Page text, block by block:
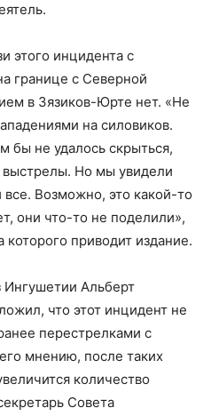
этого инцидента с
границе с Северной
в Зязиков-Юрте нет. «Не
на силовиков.
бы не удалось скрыться,
Но мы увидели
все. Возможно, это какой-то
они что-то не поделили»,
приводит издание.
Альберт
что этот инцидент не
перестрелками с
мнению, после таких
количество
Совета